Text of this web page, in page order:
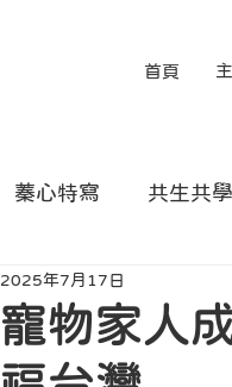
首頁
蓁心特寫 共生共學
寵物家人
2025年7月17日